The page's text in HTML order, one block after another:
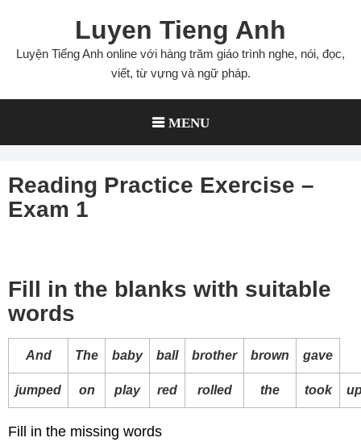
content
Luyen Tieng Anh
Luyện Tiếng Anh online với hàng trăm giáo trình nghe, nói, đọc,
viết, từ vựng và ngữ pháp.
MENU
Reading Practice Exercise –
Exam 1
Fill in the blanks with suitable
words
And The baby ball brother brown gave
jumped on play red rolled the took